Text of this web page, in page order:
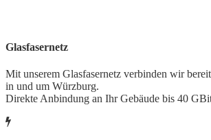
Glasfasernetz
Mit unserem Glasfasernetz verbinden wir
in und um Würzburg.
Direkte Anbindung an Ihr Gebäude bis 40